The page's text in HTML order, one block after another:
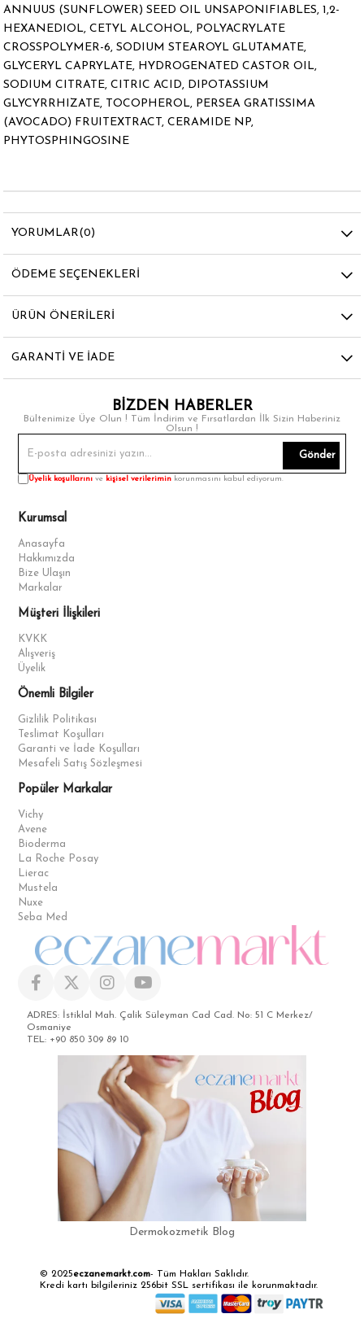
ANNUUS (SUNFLOWER) SEED OIL UNSAPONIFIABLES, 1,2-
HEXANEDIOL, CETYL ALCOHOL, POLYACRYLATE
CROSSPOLYMER-6, SODIUM STEAROYL GLUTAMATE,
GLYCERYL CAPRYLATE, HYDROGENATED CASTOR OIL,
SODIUM CITRATE, CITRIC ACID, DIPOTASSIUM
GLYCYRRHIZATE, TOCOPHEROL, PERSEA GRATISSIMA
(AVOCADO) FRUITEXTRACT, CERAMIDE NP,
PHYTOSPHINGOSINE
YORUMLAR(0)
ÖDEME SEÇENEKLERI
ÜRÜN ÖNERILERI
GARANTI VE İADE
BİZDEN HABERLER
Bültenimize Üye Olun ! Tüm İndirim ve Fırsatlardan İlk Sizin Haberiniz
Olsun !
Gönder
Üyelik koşullarını ve kişisel verilerimin korunmasını kabul ediyorum.
Kurumsal
Anasayfa
Hakkımızda
Bize Ulaşın
Markalar
Müşteri İlişkileri
KVKK
Alışveriş
Üyelik
Önemli Bilgiler
Gizlilik Politikası
Teslimat Koşulları
Garanti ve İade Koşulları
Mesafeli Satış Sözleşmesi
Popüler Markalar
Vichy
Avene
Bioderma
La Roche Posay
Lierac
Mustela
Nuxe
Seba Med
ADRES: İstiklal Mah. Çalik Süleyman Cad Cad. No: 51 C Merkez/
Osmaniye
TEL: +90 850 309 89 10
Dermokozmetik Blog
© 2025eczanemarkt.com- Tüm Hakları Saklıdır.
Kredi kartı bilgileriniz 256bit SSL sertifikası ile korunmaktadır.